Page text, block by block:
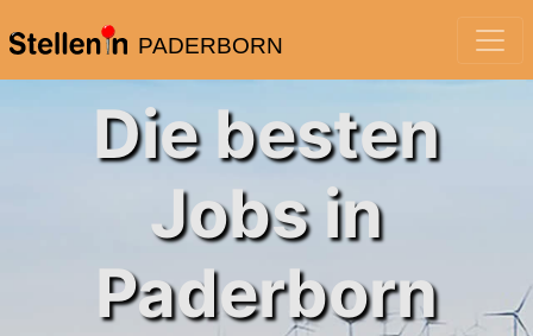
PADERBORN
Die besten
Jobs in
Paderborn